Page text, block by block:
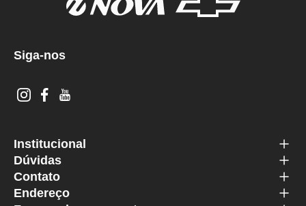
Siga-nos
Institucional
Dúvidas
Contato
Endereço